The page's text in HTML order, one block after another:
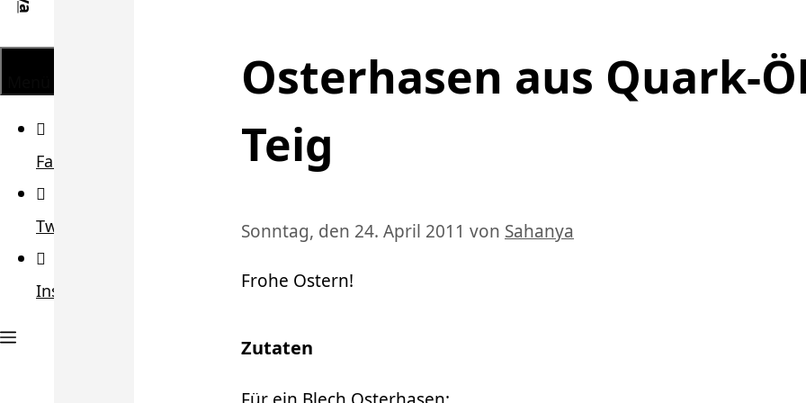
Facebook
Twitter
Instagram
Osterhasen aus Quark-
Teig
Sonntag, den 24. April 2011 von Sahanya
Frohe Ostern!
Zutaten